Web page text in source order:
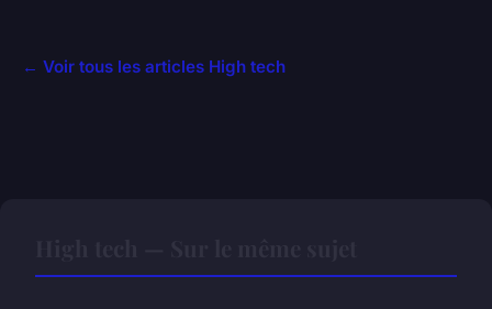
← Voir tous les articles High tech